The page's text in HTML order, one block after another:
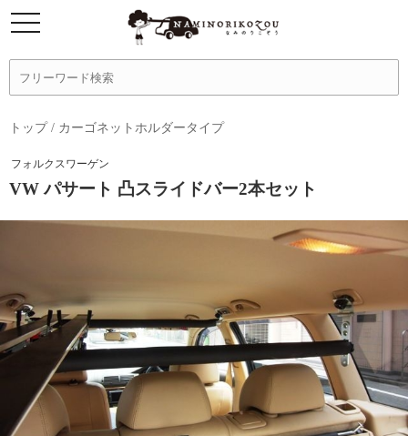
トップ/ カーゴネットホルダータイプ
フォルクスワーゲン
VW パサート 凸スライドバー2本セット